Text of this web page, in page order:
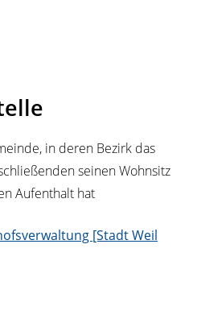
in deren Bezirk das
seinen Wohnsitz
Aufenthalt hat
[Stadt Weil